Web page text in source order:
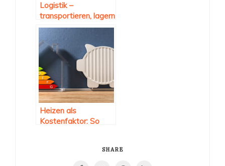
Logistik –
transportieren, lagern
und kommissionieren
Heizen als
Kostenfaktor: So
SHARE